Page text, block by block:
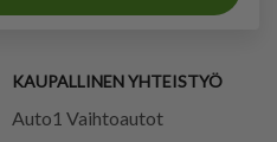
KAUPALLINEN YHTEISTYÖ
Auto1 Vaihtoautot